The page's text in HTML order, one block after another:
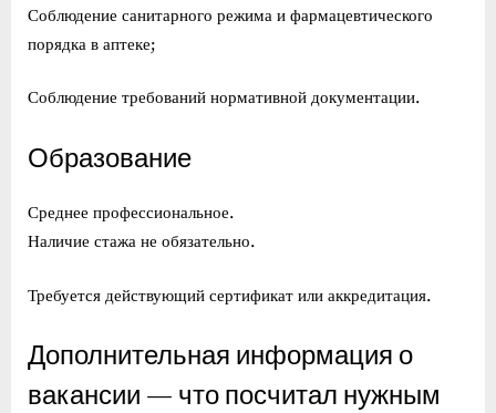
Соблюдение санитарного режима и фармацевтического
порядка в аптеке;
Соблюдение требований нормативной документации.
Образование
Среднее профессиональное.
Наличие стажа не обязательно.
Требуется действующий сертификат или аккредитация.
Дополнительная информация о
вакансии — что посчитал нужным